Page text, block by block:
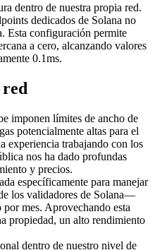
dentro de nuestra propia red.
dedicados de Solana no
Esta configuración permite
a cero, alcanzando valores
0.1ms.
imponen límites de ancho de
potencialmente altas para el
experiencia trabajando con los
nos ha dado profundas
y precios.
específicamente para manejar
los validadores de Solana—
mes. Aprovechando esta
propiedad, un alto rendimiento
dentro de nuestro nivel de